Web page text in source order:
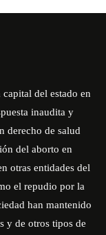
del estado en
inaudita y
derecho de salud
del aborto en
otras entidades del
el repudio por la
han mantenido
y de otros tipos de